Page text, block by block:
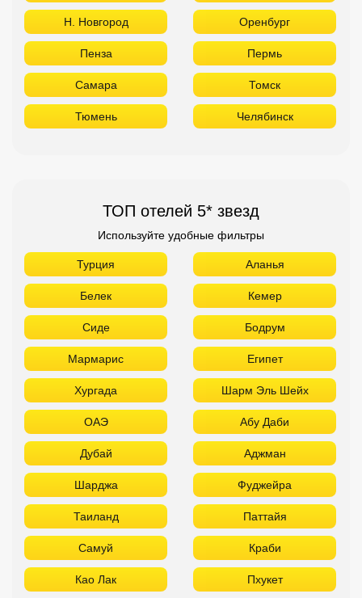
Н. Новгород Оренбург
Пенза Пермь
Самара Томск
Тюмень Челябинск
ТОП отелей 5* звезд
Используйте удобные фильтры
Турция Аланья
Белек Кемер
Сиде Бодрум
Мармарис Египет
Хургада Шарм Эль Шейх
ОАЭ Абу Даби
Дубай Аджман
Шарджа Фуджейра
Таиланд Паттайя
Самуй Краби
Као Лак Пхукет